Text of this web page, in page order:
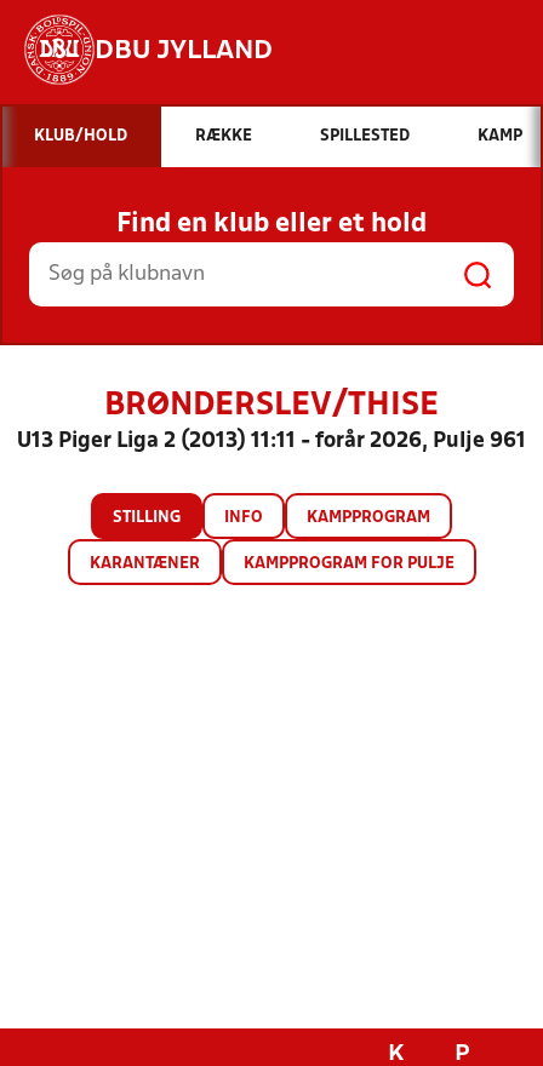
DBU JYLLAND
Hvad vil du søge efter?
INDHOLD OG NYHEDER
STILLINGER, RESULTATER, KLUBBER OG
HOLD
KLUB/HOLD RÆKKE SPILLESTED KAMP
Find en klub eller et hold
BRØNDERSLEV/THISE
U13 Piger Liga 2 (2013) 11:11 - forår 2026, Pulje 961
STILLING INFO KAMPPROGRAM
KARANTÆNER KAMPPROGRAM FOR PULJE
K P